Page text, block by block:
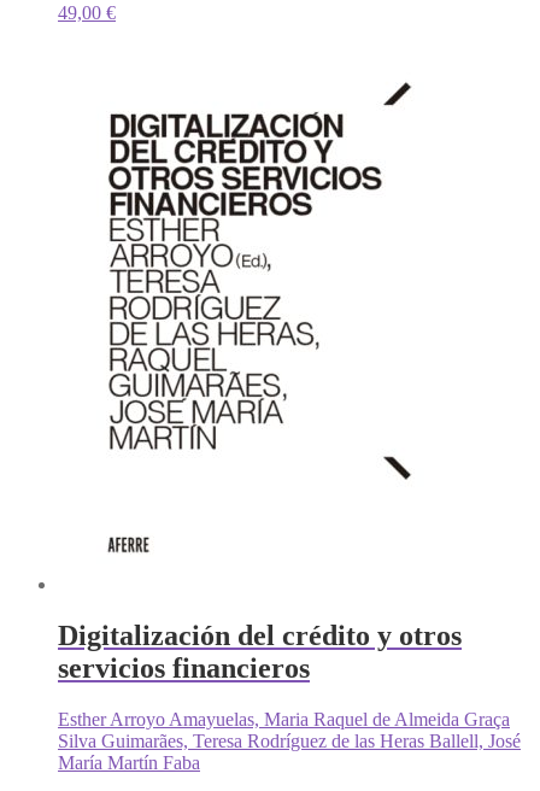
49,00 €
Digitalización del crédito y otros
servicios financieros
Esther Arroyo Amayuelas, Maria Raquel de Almeida Graça
Silva Guimarães, Teresa Rodríguez de las Heras Ballell, José
María Martín Faba